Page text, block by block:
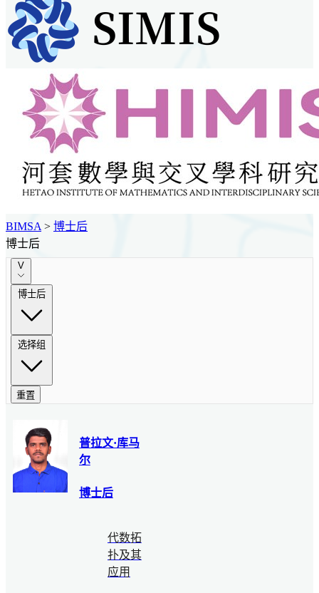
BIMSA > 博士后
博士后
V
博士后
选择组
重置
普拉文·库马
尔
博士后
代数拓
扑及其
应用